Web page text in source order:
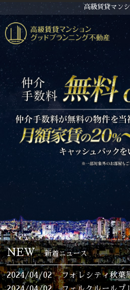
高級賃貸マン
NEW 新着ニュース
2024/04/02
フォレシティ秋葉